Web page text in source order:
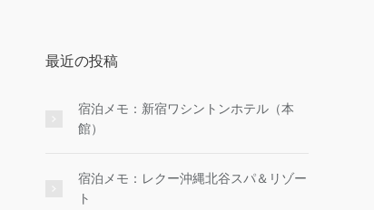
最近の投稿
宿泊メモ：新宿ワシントンホテル（本
館）
宿泊メモ：レクー沖縄北谷スパ＆リゾー
ト